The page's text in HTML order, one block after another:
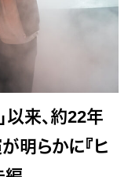
以来、約22年
明らかに『ヒ